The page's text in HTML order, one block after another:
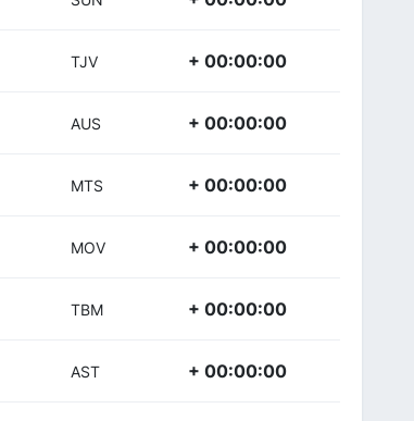
TJV + 00:00:00
AUS + 00:00:00
MTS + 00:00:00
MOV + 00:00:00
TBM + 00:00:00
AST + 00:00:00